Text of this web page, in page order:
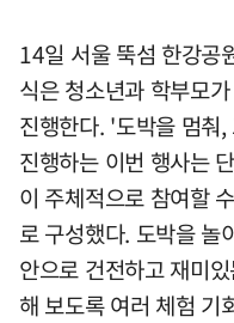
14일 서울 뚝섬 한강공
식은 청소년과 학부모
진행한다. '도박을 멈춰
진행하는 이번 행사는
이 주체적으로 참여할
로 구성했다. 도박을 놀
안으로 건전하고 재미
해 보도록 여러 체험 기